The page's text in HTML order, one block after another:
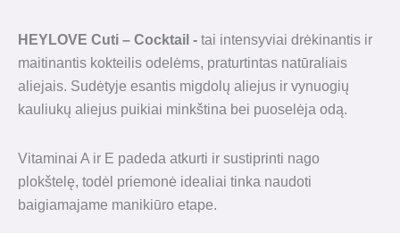
HEYLOVE Cuti – Cocktail - tai intensyviai drėkinantis ir
maitinantis kokteilis odelėms, praturtintas natūraliais
aliejais. Sudėtyje esantis migdolų aliejus ir vynuogių
kauliukų aliejus puikiai minkština bei puoselėja odą.
Vitaminai A ir E padeda atkurti ir sustiprinti nago
plokštelę, todėl priemonė idealiai tinka naudoti
baigiamajame manikiūro etape.